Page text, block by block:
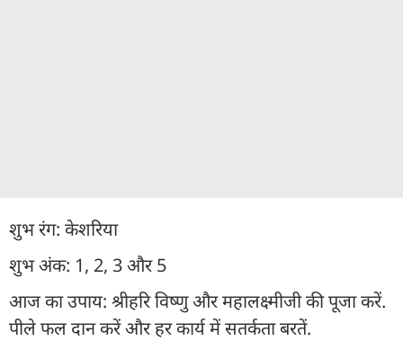
शुभ रंग: केशरिया
शुभ अंक: 1, 2, 3 और 5
आज का उपाय: श्रीहरि विष्णु और महालक्ष्मीजी की पूजा करें.
पीले फल दान करें और हर कार्य में सतर्कता बरतें.